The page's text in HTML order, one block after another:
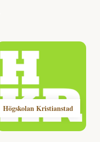
Högskolan Kristianstad